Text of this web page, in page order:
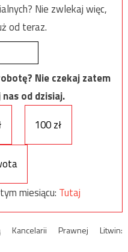
Nie zwlekaj więc,
od teraz.
Nie czekaj zatem
od dzisiaj.
100 zł
miesiącu: Tutaj
Prawnej Litwin: